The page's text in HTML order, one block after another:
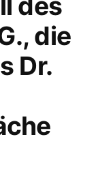
die
Dr.